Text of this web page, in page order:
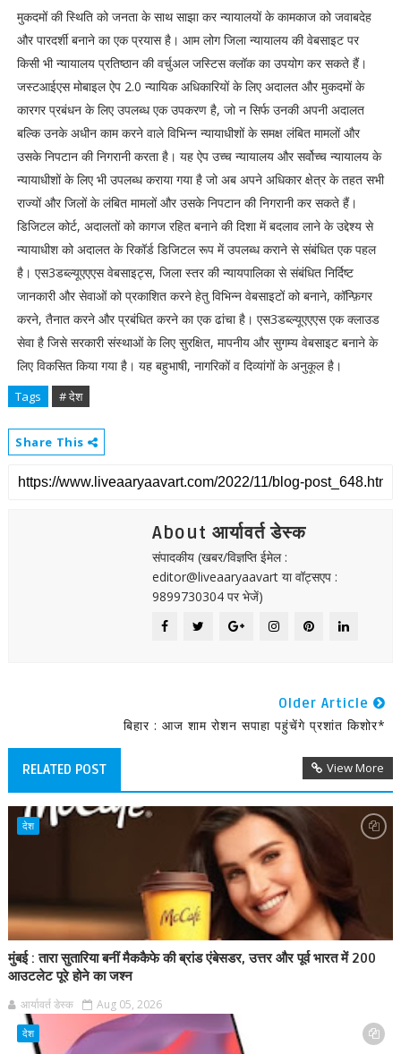
मुकदमों की स्थिति को जनता के साथ साझा कर न्यायालयों के कामकाज को जवाबदेह
और पारदर्शी बनाने का एक प्रयास है। आम लोग जिला न्यायालय की वेबसाइट पर
किसी भी न्यायालय प्रतिष्ठान की वर्चुअल जस्टिस क्लॉक का उपयोग कर सकते हैं।
जस्टआईएस मोबाइल ऐप 2.0 न्यायिक अधिकारियों के लिए अदालत और मुकदमों के
कारगर प्रबंधन के लिए उपलब्ध एक उपकरण है, जो न सिर्फ उनकी अपनी अदालत
बल्कि उनके अधीन काम करने वाले विभिन्न न्यायाधीशों के समक्ष लंबित मामलों और
उसके निपटान की निगरानी करता है। यह ऐप उच्च न्यायालय और सर्वोच्च न्यायालय के
न्यायाधीशों के लिए भी उपलब्ध कराया गया है जो अब अपने अधिकार क्षेत्र के तहत सभी
राज्यों और जिलों के लंबित मामलों और उसके निपटान की निगरानी कर सकते हैं।
डिजिटल कोर्ट, अदालतों को कागज रहित बनाने की दिशा में बदलाव लाने के उद्देश्य से
न्यायाधीश को अदालत के रिकॉर्ड डिजिटल रूप में उपलब्ध कराने से संबंधित एक पहल
है। एस3डब्ल्यूएएएस वेबसाइट्स, जिला स्तर की न्यायपालिका से संबंधित निर्दिष्ट
जानकारी और सेवाओं को प्रकाशित करने हेतु विभिन्न वेबसाइटों को बनाने, कॉन्फ़िगर
करने, तैनात करने और प्रबंधित करने का एक ढांचा है। एस3डब्ल्यूएएएस एक क्लाउड
सेवा है जिसे सरकारी संस्थाओं के लिए सुरक्षित, मापनीय और सुगम्य वेबसाइट बनाने के
लिए विकसित किया गया है। यह बहुभाषी, नागरिकों व दिव्यांगों के अनुकूल है।
Tags # देश
Share This
About आर्यावर्त डेस्क
संपादकीय (खबर/विज्ञप्ति ईमेल :
editor@liveaaryaavart या वॉट्सएप :
9899730304 पर भेजें)
Older Article
बिहार : आज शाम रोशन सपाहा पहुंचेंगे प्रशांत किशोर*
RELATED POST View More
देश
मुंबई : तारा सुतारिया बनीं मैककैफे की ब्रांड एंबेसडर, उत्तर और पूर्व भारत में 200
आउटलेट पूरे होने का जश्न
आर्यावर्त डेस्क Aug 05, 2026
देश